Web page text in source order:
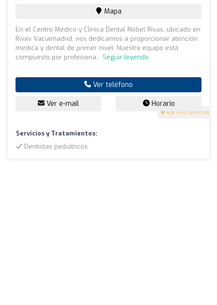
4.8 (166 opiniones)
Mapa
En el Centro Médico y Clínica Dental Nobel Rivas, ubicado en
Rivas Vaciamadrid, nos dedicamos a proporcionar atención
médica y dental de primer nivel. Nuestro equipo está
compuesto por profesiona... Seguir leyendo
Ver teléfono
Ver e-mail Horario
Servicios y Tratamientos:
Dentistas pediátricos